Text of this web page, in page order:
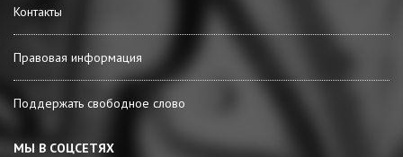
Контакты
Правовая информация
Поддержать свободное слово
МЫ В СОЦСЕТЯХ